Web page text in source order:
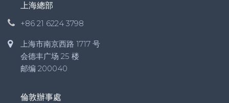
上海總部
+86 21 6224 3798
上海市南京西路 1717 号
会德丰广场 25 楼
邮编 200040
倫敦辦事處